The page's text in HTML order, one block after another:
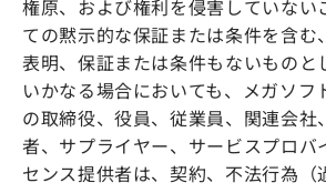
権原、および権利を侵害していない
ての黙示的な保証または条件を含む
表明、保証または条件もないものと
いかなる場合においても、メガソフ
の取締役、役員、従業員、関連会社
者、サプライヤー、サービスプロバ
センス提供者は、契約、不法行為（